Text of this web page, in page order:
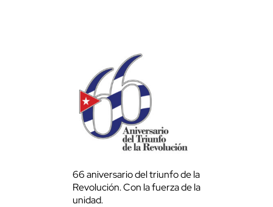
66 aniversario del triunfo de la
Revolución. Con la fuerza de la
unidad.